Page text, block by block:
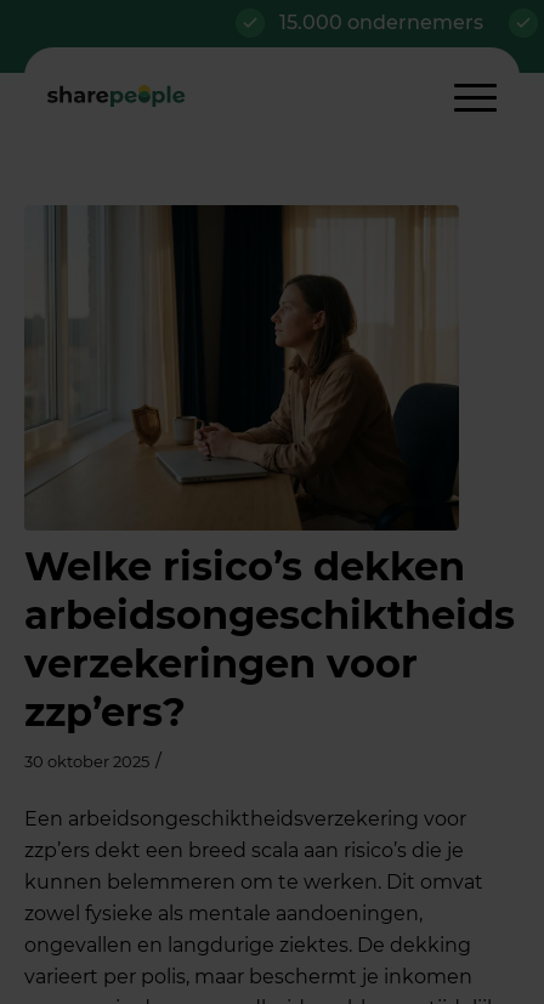
15.000 ondernemers Al
Welke risico’s dekken
arbeidsongeschiktheids
verzekeringen voor
zzp’ers?
30 oktober 2025 /
Een arbeidsongeschiktheidsverzekering voor
zzp’ers dekt een breed scala aan risico’s die je
kunnen belemmeren om te werken. Dit omvat
zowel fysieke als mentale aandoeningen,
ongevallen en langdurige ziektes. De dekking
varieert per polis, maar beschermt je inkomen